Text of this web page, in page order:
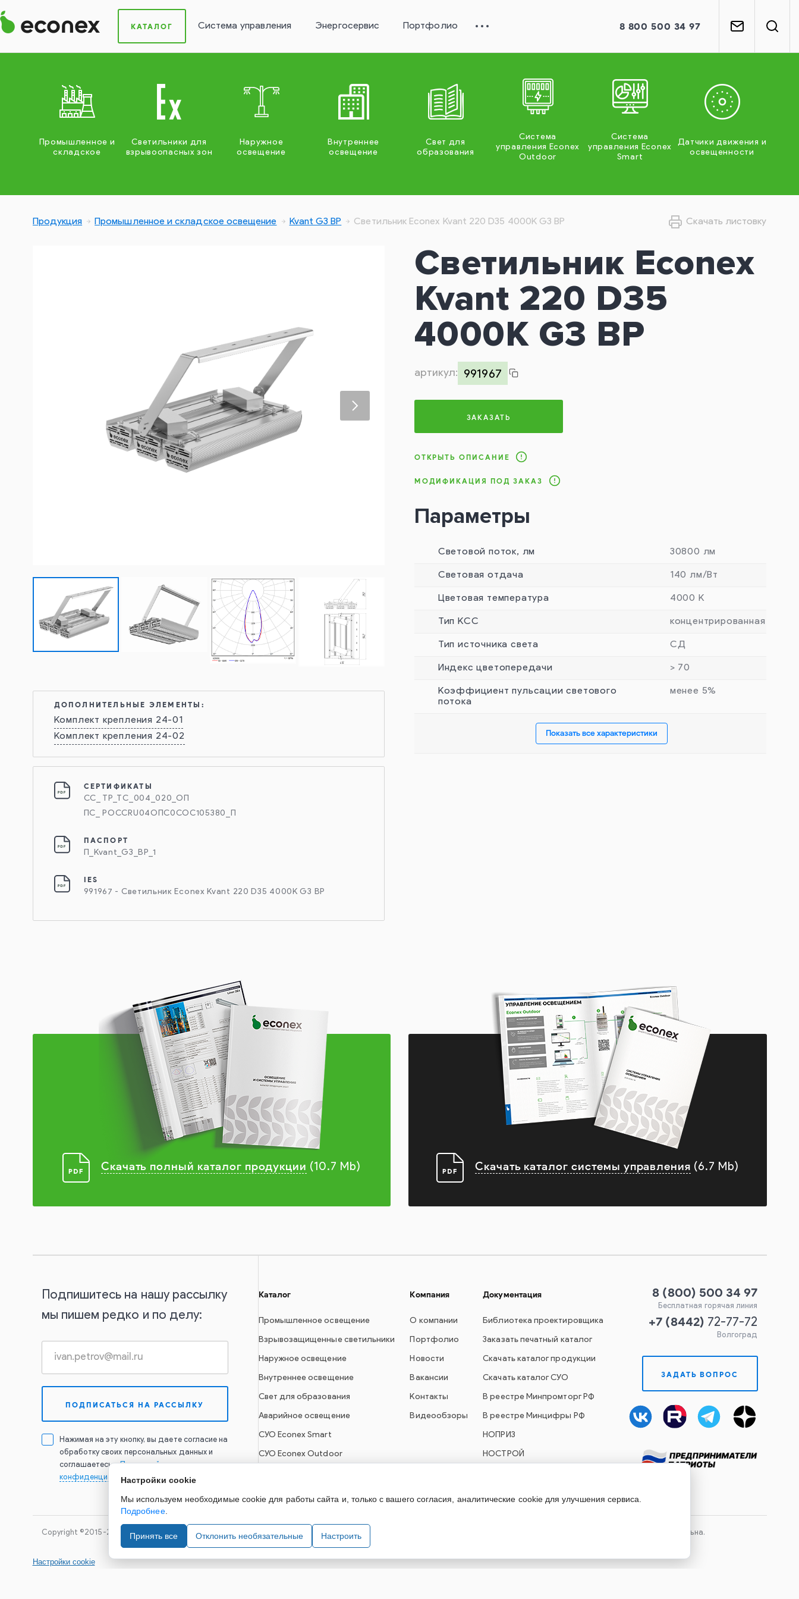
КАТАЛОГ Система управления Энергосервис Портфолио 8 800 500 34 97
Промышленное и
складское
Светильники для
взрывоопасных зон
Наружное
освещение
Внутреннее
освещение
Свет для
образования
Система
управления Econex
Outdoor
Система
управления Econex
Smart
Датчики движения и
освещенности
Продукция Промышленное и складское освещение Kvant G3 BP Светильник Econex Kvant 220 D35 4000K G3 BP
ДОПОЛНИТЕЛЬНЫЕ ЭЛЕМЕНТЫ:
Комплект крепления 24-01
Комплект крепления 24-02
СЕРТИФИКАТЫ
СС_ ТР_ТС_004_020_ОП
ПС_ РОССRU04ОПС0СОС105380_П
ПАСПОРТ
П_Kvant_G3_BP_1
IES
991967 - Светильник Econex Kvant 220 D35 4000K G3 BP
Скачать листовку
Светильник Econex
Kvant 220 D35
4000K G3 BP
артикул: 991967
ЗАКАЗАТЬ
ОТКРЫТЬ ОПИСАНИЕ
МОДИФИКАЦИЯ ПОД ЗАКАЗ
Параметры
Световой поток, лм 30800 лм
Световая отдача 140 лм/Вт
Цветовая температура 4000 К
Тип КСС концентрированная
Тип источника света СД
Индекс цветопередачи > 70
Коэффициент пульсации светового
потока
менее 5%
Показать все характеристики
Скачать полный каталог продукции (10.7 Mb) Скачать каталог системы управления (6.7 Mb)
Подпишитесь на нашу рассылку
мы пишем редко и по делу:
Нажимая на эту кнопку, вы даете согласие на
обработку своих персональных данных и
соглашаетесь сПолитикой
конфиденциальности
Каталог
Промышленное освещение
Взрывозащищенные светильники
Наружное освещение
Внутреннее освещение
Свет для образования
Аварийное освещение
СУО Econex Smart
СУО Econex Outdoor
Компания
О компании
Портфолио
Новости
Вакансии
Контакты
Видеообзоры
Документация
Библиотека проектировщика
Заказать печатный каталог
Скачать каталог продукции
Скачать каталог СУО
В реестре Минпромторг РФ
В реестре Минцифры РФ
НОПРИЗ
НОСТРОЙ
8 (800) 500 34 97
Бесплатная горячая линия
+7 (8442) 72-77-72
Волгоград
ЗАДАТЬ ВОПРОС
Copyright ©2015-2026. Завод Econex. Производство светотехнического оборудования. При использовании информации и материалов сайта, ссылка на источник обязательна.
Настройки cookie
Настройки cookie
Мы используем необходимые cookie для работы сайта и, только с вашего согласия, аналитические cookie для улучшения сервиса.
Подробнее.
Принять все Отклонить необязательные Настроить